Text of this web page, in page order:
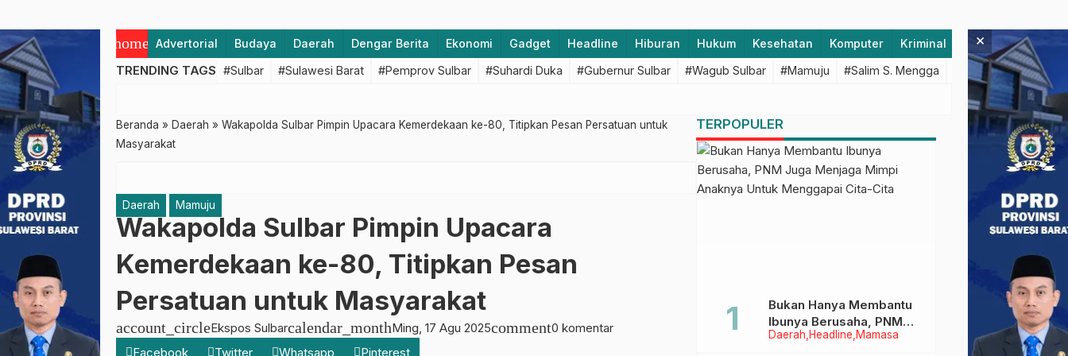
home Advertorial Budaya Daerah Dengar Berita Ekonomi Gadget Headline Hiburan Hukum Kesehatan Komputer Kriminal Lifestyle
TRENDING TAGS #Sulbar #Sulawesi Barat #Pemprov Sulbar #Suhardi Duka #Gubernur Sulbar #Wagub Sulbar #Mamuju #Salim S. Mengga #featured #Polda
Beranda » Daerah » Wakapolda Sulbar Pimpin Upacara Kemerdekaan ke-80, Titipkan Pesan Persatuan untuk
Masyarakat
Daerah Mamuju
Wakapolda Sulbar Pimpin Upacara
Kemerdekaan ke-80, Titipkan Pesan
Persatuan untuk Masyarakat
account_circleEkspos Sulbarcalendar_monthMing, 17 Agu 2025comment0 komentar
Facebook
Twitter Whatsapp Pinterest
TERPOPULER
Daerah Headline Mamasa
Bukan Hanya Membantu
Ibunya Berusaha, PNM
Juga Menjaga Mimpi
×